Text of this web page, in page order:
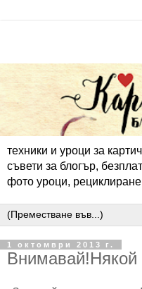
техники и уроци за
съвети за блогър,
фото уроци,
1 октомври 2013 г.
Внимавай!Някой